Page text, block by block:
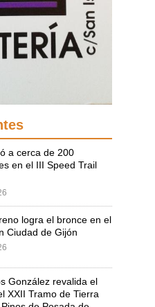
a cerca de 200
en el III Speed Trail
logra el bronce en el
Ciudad de Gijón
González revalida el
XXII Tramo de Tierra